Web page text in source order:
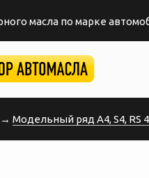
масла по марке
→ Модельный ряд A4, S4, RS